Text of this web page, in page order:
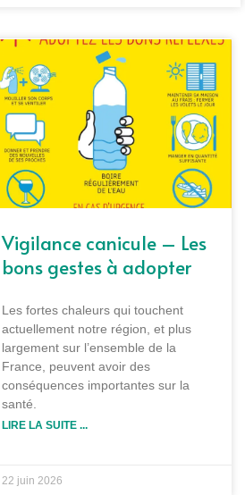
Vigilance canicule – Les
bons gestes à adopter
Les fortes chaleurs qui touchent
actuellement notre région, et plus
largement sur l’ensemble de la
France, peuvent avoir des
conséquences importantes sur la
santé.
LIRE LA SUITE ...
22 juin 2026